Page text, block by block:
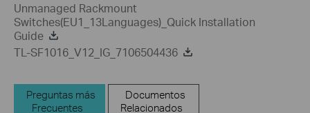
Unmanaged Rackmount
Switches(EU1_13Languages)_Quick Installation
Guide
TL-SF1016_V12_IG_7106504436
Preguntas más
Frecuentes
Documentos
Relacionados